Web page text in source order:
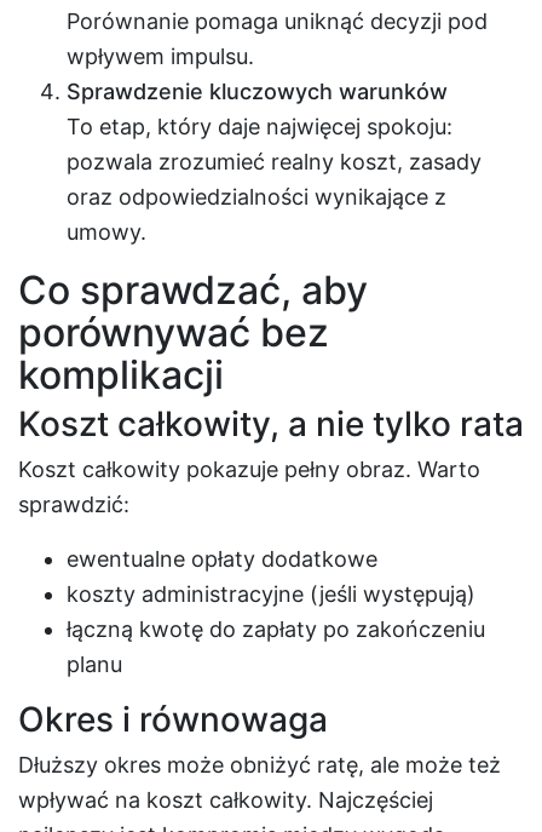
Porównanie pomaga uniknąć decyzji pod
wpływem impulsu.
Sprawdzenie kluczowych warunków
To etap, który daje najwięcej spokoju:
pozwala zrozumieć realny koszt, zasady
oraz odpowiedzialności wynikające z
umowy.
Co sprawdzać, aby
porównywać bez
komplikacji
Koszt całkowity, a nie tylko rata
Koszt całkowity pokazuje pełny obraz. Warto
sprawdzić:
ewentualne opłaty dodatkowe
koszty administracyjne (jeśli występują)
łączną kwotę do zapłaty po zakończeniu
planu
Okres i równowaga
Dłuższy okres może obniżyć ratę, ale może też
wpływać na koszt całkowity. Najczęściej